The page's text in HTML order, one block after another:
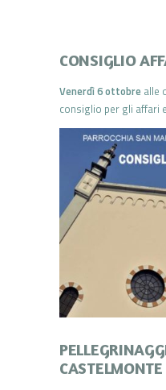
CONSIGLIO
Venerdì 6 ottobre alle
consiglio per gli affari
CASTELMONTE